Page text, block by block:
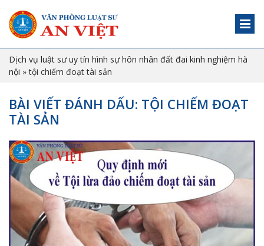
Dịch vụ luật sư uy tín hình sự hôn nhân đất đai kinh nghiệm hà
nội »tội chiếm đoạt tài sản
BÀI VIẾT ĐÁNH DẤU: TỘI CHIẾM ĐOẠT
TÀI SẢN